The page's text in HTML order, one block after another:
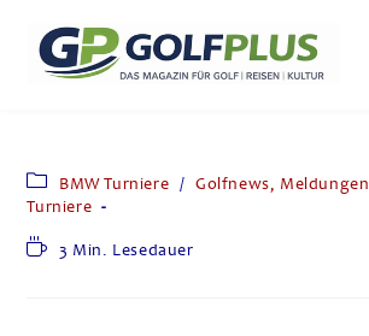
BMW Turniere / Golfnews, Meldungen
Turniere
3 Min. Lesedauer